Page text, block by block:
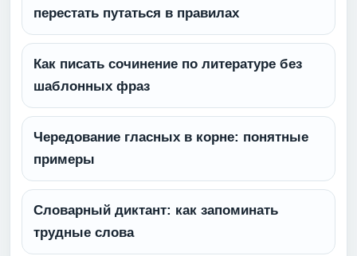
перестать путаться в правилах
Как писать сочинение по литературе без
шаблонных фраз
Чередование гласных в корне: понятные
примеры
Словарный диктант: как запоминать
трудные слова